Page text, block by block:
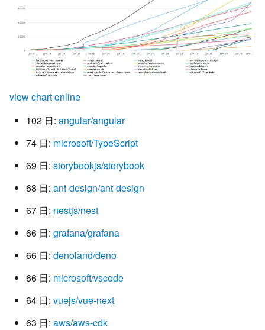
view chart online
102 日: angular/angular
74 日: microsoft/TypeScript
69 日: storybookjs/storybook
68 日: ant-design/ant-design
67 日: nestjs/nest
66 日: grafana/grafana
66 日: denoland/deno
66 日: microsoft/vscode
64 日: vuejs/vue-next
63 日: aws/aws-cdk